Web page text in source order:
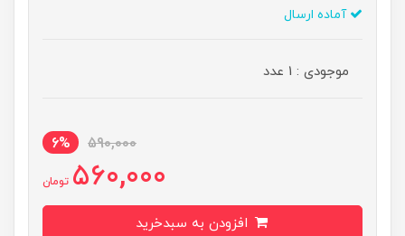
آماده ارسال
موجودی : 1 عدد
590,000
6%
560,000 تومان